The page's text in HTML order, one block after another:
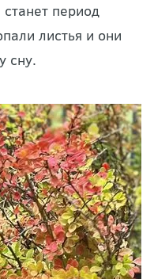
период
листья и они
сну.